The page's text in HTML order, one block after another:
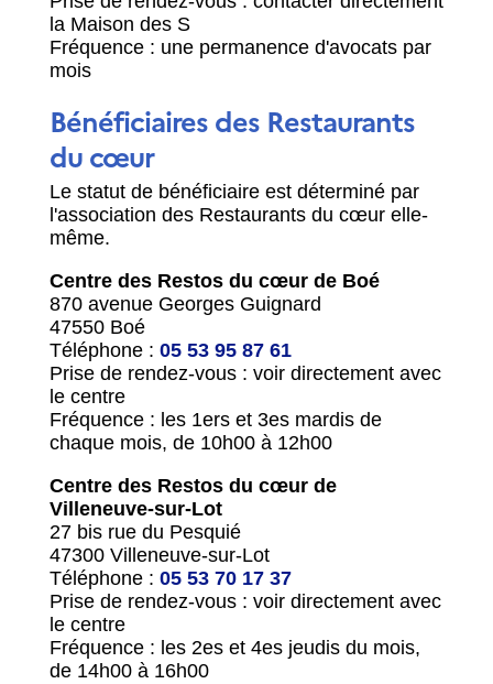
la Maison des S
Fréquence : une permanence d'avocats par
mois
Bénéficiaires des Restaurants
du cœur
Le statut de bénéficiaire est déterminé par
l'association des Restaurants du cœur elle-
même.
Centre des Restos du cœur de Boé
870 avenue Georges Guignard
47550 Boé
Téléphone : 05 53 95 87 61
Prise de rendez-vous : voir directement avec
le centre
Fréquence : les 1erset 3esmardis de
chaque mois, de 10h00 à 12h00
Centre des Restos du cœur de
Villeneuve-sur-Lot
27 bis rue du Pesquié
47300 Villeneuve-sur-Lot
Téléphone : 05 53 70 17 37
Prise de rendez-vous : voir directement avec
le centre
Fréquence : les 2eset 4esjeudis du mois,
de 14h00 à 16h00